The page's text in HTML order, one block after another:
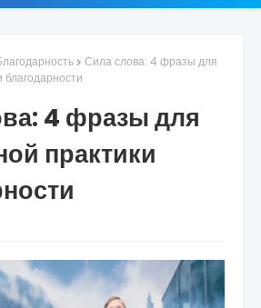
Сила слова: 4 фразы для
4 фразы для
практики